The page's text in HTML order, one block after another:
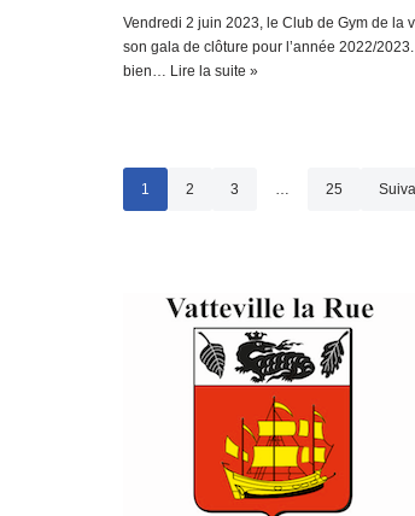
Vendredi 2 juin 2023, le Club de Gym de la
son gala de clôture pour l’année 2022/
bien… Lire la suite »
1 2 3 … 25